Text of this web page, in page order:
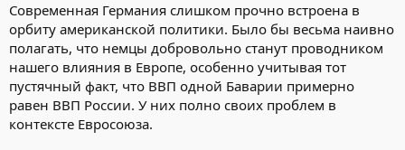
Современная Германия слишком прочно встроена в
орбиту американской политики. Было бы весьма наивно
полагать, что немцы добровольно станут проводником
нашего влияния в Европе, особенно учитывая тот
пустячный факт, что ВВП одной Баварии примерно
равен ВВП России. У них полно своих проблем в
контексте Евросоюза.